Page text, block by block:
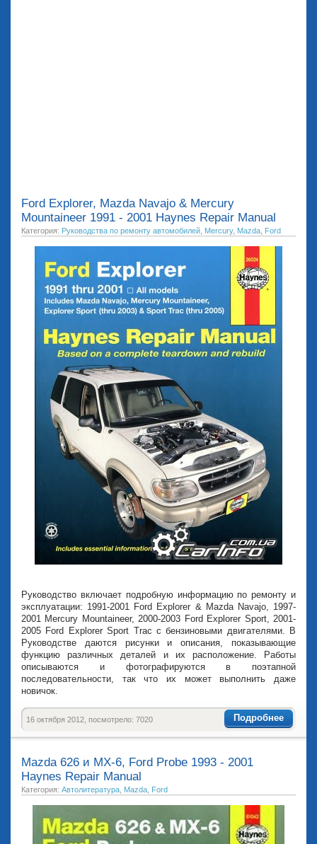
Ford Explorer, Mazda Navajo & Mercury
Mountaineer 1991 - 2001 Haynes Repair Manual
Категория: Руководства по ремонту автомобилей Mercury, Mazda Ford
Руководство включает подробную информацию по ремонту и
эксплуатации: 1991-2001 Ford Explorer & Mazda Navajo, 1997-
2001 Mercury Mountaineer, 2000-2003 Ford Explorer Sport, 2001-
2005 Ford Explorer Sport Trac с бензиновыми двигателями. В
Руководстве даются рисунки и описания, показывающие
функцию различных деталей и их расположение. Работы
описываются и фотографируются в поэтапной
последовательности, так что их может выполнить даже
новичок.
Подробнее
16 октября 2012, посмотрело: 7020
Mazda 626 и MX-6, Ford Probe 1993 - 2001
Haynes Repair Manual
Категория: Автолитература Mazda Ford